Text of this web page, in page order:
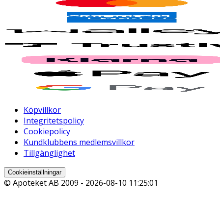
Köpvillkor
Integritetspolicy
Cookiepolicy
Kundklubbens medlemsvillkor
Tillgänglighet
Cookieinställningar
© Apoteket AB 2009 - 2026-08-10 11:25:01